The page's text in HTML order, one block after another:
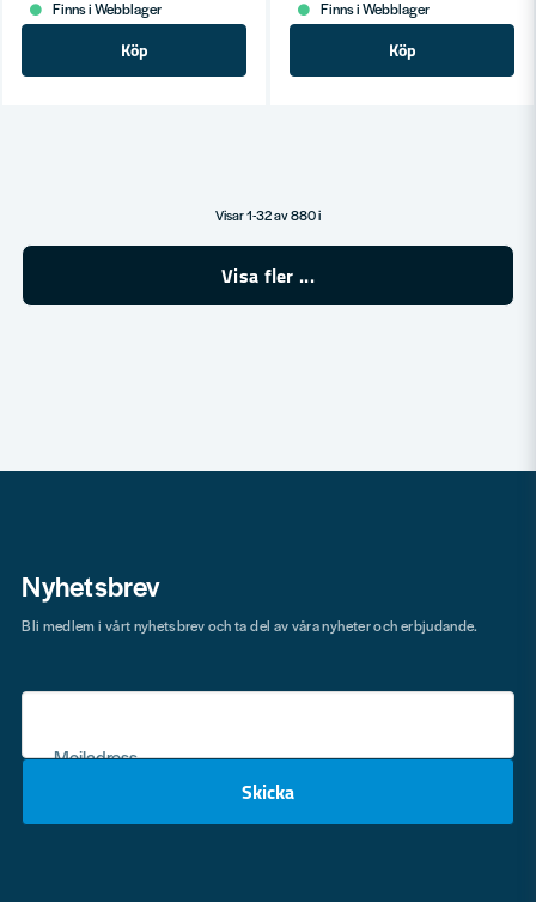
Finns i Webblager
Köp
Finns i Webblager
Köp
Visar 1-32 av 880 i
Visa fler ...
Nyhetsbrev
Mejladress
Skicka
Bli medlem i vårt nyhetsbrev och ta del av våra nyheter och erbjudande.